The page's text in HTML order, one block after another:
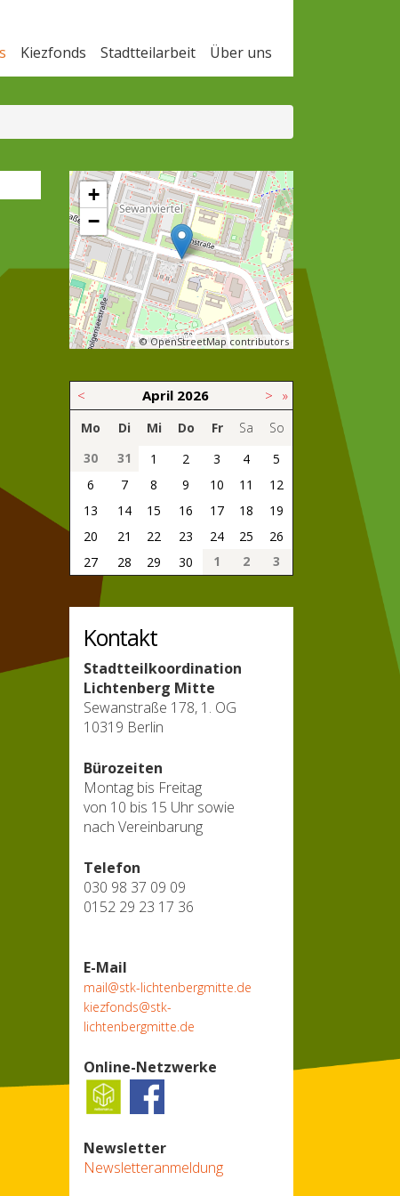
Kiezfonds Stadtteilarbeit Über uns
+
−
© OpenStreetMap contributors
< April 2026 > »
Mo Di Mi Do Fr Sa
So
30
31 1 2 3 4
5
6
7 8 9 10 11
12
13
14 15 16 17 18
19
20
21 22 23 24 25
26
27
28 29 30 1 2 3
Kontakt
Stadtteilkoordination
Lichtenberg Mitte
Sewanstraße 178, 1. OG
10319 Berlin
Bürozeiten
Montag bis Freitag
von 10 bis 15 Uhr sowie
nach Vereinbarung
Telefon
030 98 37 09 09
0152 29 23 17 36
E-Mail
mail@stk-lichtenbergmitte.de
kiezfonds@stk-
lichtenbergmitte.de
Online-Netzwerke
Newsletter
Newsletteranmeldung